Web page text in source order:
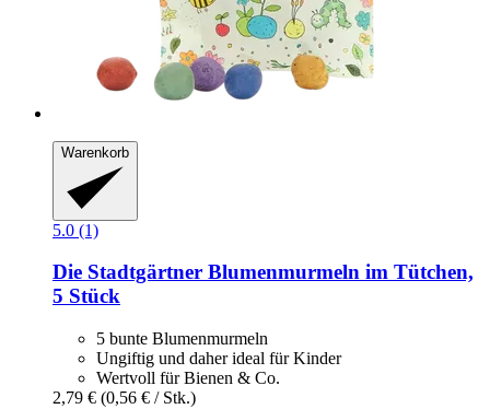
Warenkorb
5.0 (1)
Die Stadtgärtner Blumenmurmeln im Tütchen,
5 Stück
5 bunte Blumenmurmeln
Ungiftig und daher ideal für Kinder
Wertvoll für Bienen & Co.
2,79 € (0,56 € / Stk.)